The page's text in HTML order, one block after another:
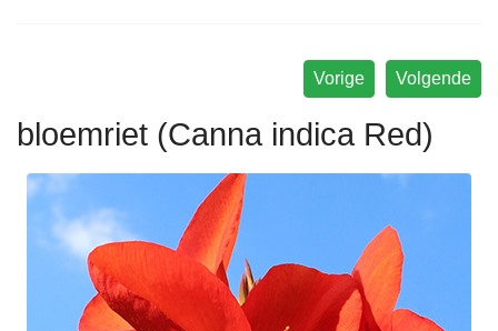
Volgende
Vorige
bloemriet (Canna indica Red)